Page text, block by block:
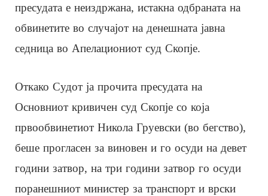
пресудата е неиздржана, истакна одбраната на
обвинетите во случајот на денешната јавна
седница во Апелациониот суд Скопје.
Откако Судот ја прочита пресудата на
Основниот кривичен суд Скопје со која
првообвинетиот Никола Груевски (во бегство),
беше прогласен за виновен и го осуди на девет
години затвор, на три години затвор го осуди
поранешниот министер за транспорт и врски